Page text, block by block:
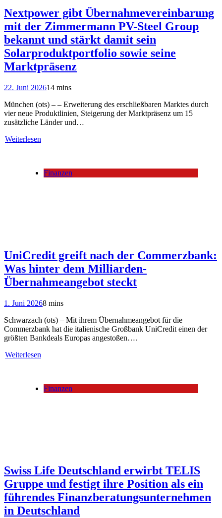
Nextpower gibt Übernahmevereinbarung
mit der Zimmermann PV-Steel Group
bekannt und stärkt damit sein
Solarproduktportfolio sowie seine
Marktpräsenz
22. Juni 202614 mins
München (ots) – – Erweiterung des erschließbaren Marktes durch
vier neue Produktlinien, Steigerung der Marktpräsenz um 15
zusätzliche Länder und…
Weiterlesen
Finanzen
UniCredit greift nach der Commerzbank:
Was hinter dem Milliarden-
Übernahmeangebot steckt
1. Juni 20268 mins
Schwarzach (ots) – Mit ihrem Übernahmeangebot für die
Commerzbank hat die italienische Großbank UniCredit einen der
größten Bankdeals Europas angestoßen….
Weiterlesen
Finanzen
Swiss Life Deutschland erwirbt TELIS
Gruppe und festigt ihre Position als ein
führendes Finanzberatungsunternehmen
in Deutschland